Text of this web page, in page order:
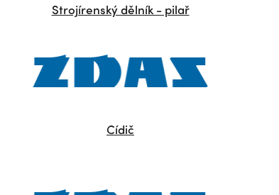
Strojírenský dělník - pilař
Cídič